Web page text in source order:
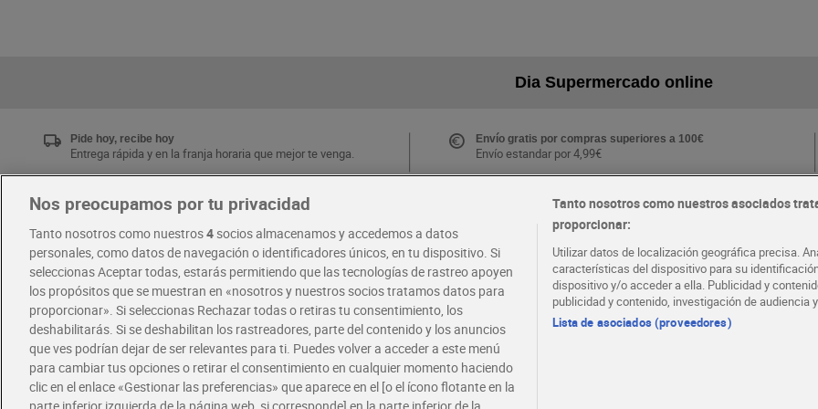
Dia Supermercado online
Pide hoy, recibe hoy
Entrega rápida y en la franja horaria que mejor te venga.
Envío gratis por compras superiores a 100€
Envío estandar por 4,99€
Disfruta las ventajas y ofertas exclusivas.
Descárgate la APP Dia
Folletos y Tiendas
cercana
RECETAS · COMER MEJOR CADA DIA · EMPLEO
Nos preocupamos por tu privacidad
Tanto nosotros como nuestros4socios almacenamos y accedemos a datos
personales, como datos de navegación o identificadores únicos, en tu dispositivo. Si
seleccionas Aceptar todas, estarás permitiendo que las tecnologías de rastreo apoyen
los propósitos que se muestran en «nosotros y nuestros socios tratamos datos para
proporcionar». Si seleccionas Rechazar todas o retiras tu consentimiento, los
deshabilitarás. Si se deshabilitan los rastreadores, parte del contenido y los anuncios
que ves podrían dejar de ser relevantes para ti. Puedes volver a acceder a este menú
para cambiar tus opciones o retirar el consentimiento en cualquier momento haciendo
clic en el enlace «Gestionar las preferencias» que aparece en el [o el ícono flotante en la
Tanto nosotros como nuestros asociados
proporcionar:
Utilizar datos de localización geográfica precisa.
características del dispositivo para su
dispositivo y/o acceder a ella. Publicidad y
publicidad y contenido, investigación de audiencia
Lista de asociados (proveedores)